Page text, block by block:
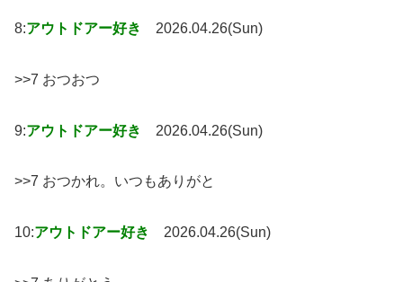
8:アウトドアー好き 2026.04.26(Sun)
>>7 おつおつ
9:アウトドアー好き 2026.04.26(Sun)
>>7 おつかれ。いつもありがと
10:アウトドアー好き 2026.04.26(Sun)